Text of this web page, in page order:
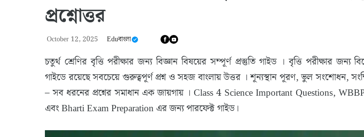
প্রশ্নোত্তর
October 12, 2025 Eduবাংলা
চতুর্থ শ্রেণির বৃত্তি পরীক্ষার জন্য বিজ্ঞান বিষয়ের সম্পূর্ণ প্রস্তুতি গাইড । বৃত্তি পরীক্ষার জন্য
গাইডে রয়েছে সবচেয়ে গুরুত্বপূর্ণ প্রশ্ন ও সহজ বাংলায় উত্তর । শূন্যস্থান পূরণ, ভুল সংশোধন,
– সব ধরনের প্রশ্নের সমাধান এক জায়গায় । Class 4 Science Important Questions,
এবং Bharti Exam Preparation এর জন্য পারফেক্ট গাইড।